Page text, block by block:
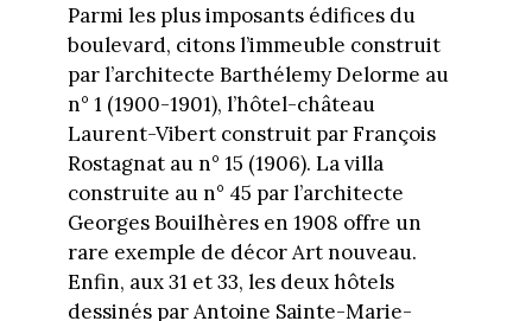
Parmi les plus imposants édifices du
boulevard, citons l’immeuble construit
par l’architecte Barthélemy Delorme au
n° 1 (1900-1901), l’hôtel-château
Laurent-Vibert construit par François
Rostagnat au n° 15 (1906). La villa
construite au n° 45 par l’architecte
Georges Bouilhères en 1908 offre un
rare exemple de décor Art nouveau.
Enfin, aux 31 et 33, les deux hôtels
dessinés par Antoine Sainte-Marie-